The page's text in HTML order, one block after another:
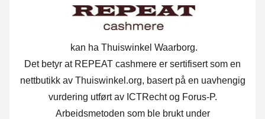
kan ha Thuiswinkel Waarborg.
Det betyr at REPEAT cashmere er sertifisert som en
nettbutikk av Thuiswinkel.org, basert på en uavhengig
vurdering utført av ICTRecht og Forus-P.
Arbeidsmetoden som ble brukt under